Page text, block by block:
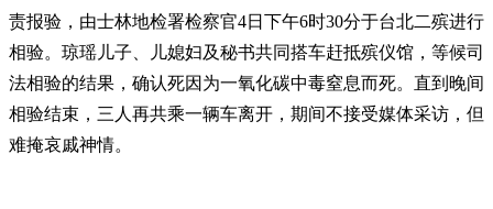
责报验，由士林地检署检察官4日下午6时30分于台北二殡进行
相验。琼瑶儿子、儿媳妇及秘书共同搭车赶抵殡仪馆，等候司
法相验的结果，确认死因为一氧化碳中毒窒息而死。直到晚间
相验结束，三人再共乘一辆车离开，期间不接受媒体采访，但
难掩哀戚神情。